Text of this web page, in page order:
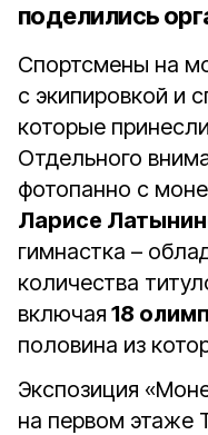
поделились
Спортсмены на
с экипировкой и
которые
Отдельного
фотопанно с
Ларисе
гимнастка –
количества
включая 18
половина из
Экспозиция
на первом этаже